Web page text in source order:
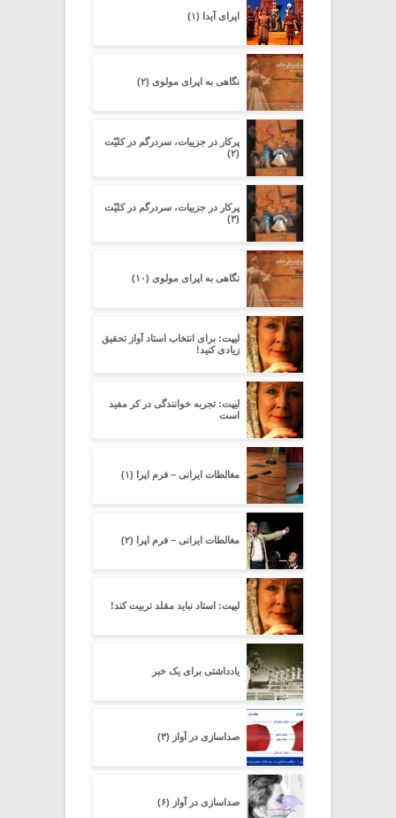
اپرای آیدا (۱)
نگاهی به اپرای مولوی (۲)
پرکار در جزییات، سردرگم در کلیّت
(۲)
پرکار در جزییات، سردرگم در کلیّت
(۳)
نگاهی به اپرای مولوی (۱۰)
لیپت: برای انتخاب استاد آواز تحقیق
زیادی کنید!
لیپت: تجربه خوانندگی در کر مفید
است
مغالطات ایرانی – فرم اپرا (۱)
مغالطات ایرانی – فرم اپرا (۲)
لیپت: استاد نباید مقلد تربیت کند!
یادداشتی برای یک خبر
صداسازی در آواز (۳)
صداسازی در آواز (۶)